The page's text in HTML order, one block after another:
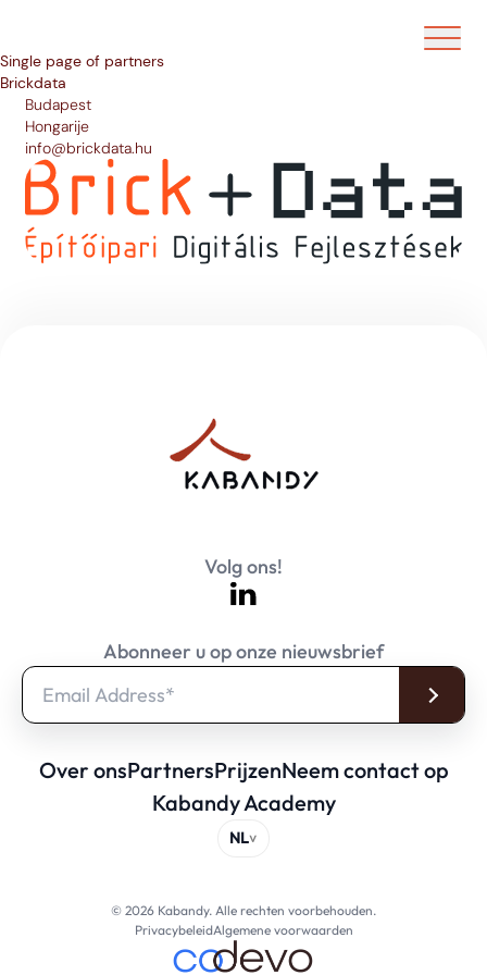
Ouvrir/
Single page of partners
Brickdata
Budapest
Hongarije
info@brickdata.hu
Volg ons!
Abonneer u op onze nieuwsbrief
Over onsPartnersPrijzenNeem contact op
Kabandy Academy
© 2026 Kabandy. Alle rechten voorbehouden.
PrivacybeleidAlgemene voorwaarden